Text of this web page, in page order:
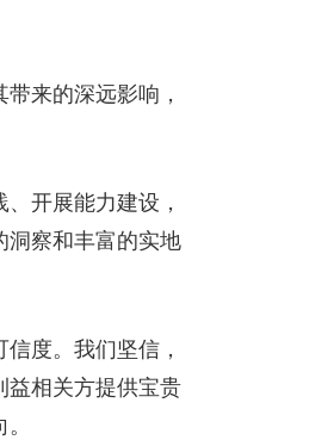
来的深远影响，
开展能力建设，
洞察和丰富的实地
度。我们坚信，
益相关方提供宝贵